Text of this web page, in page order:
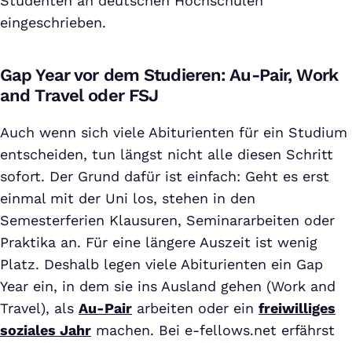
eingeschrieben.
Gap Year vor dem Studieren: Au-Pair, Work
and Travel oder FSJ
Auch wenn sich viele Abiturienten für ein Studium
entscheiden, tun längst nicht alle diesen Schritt
sofort. Der Grund dafür ist einfach: Geht es erst
einmal mit der Uni los, stehen in den
Semesterferien Klausuren, Seminararbeiten oder
Praktika an. Für eine längere Auszeit ist wenig
Platz. Deshalb legen viele Abiturienten ein Gap
Year ein, in dem sie ins Ausland gehen (Work and
Travel), als Au-Pair arbeiten oder ein freiwilliges
soziales Jahr machen. Bei e-fellows.net erfährst